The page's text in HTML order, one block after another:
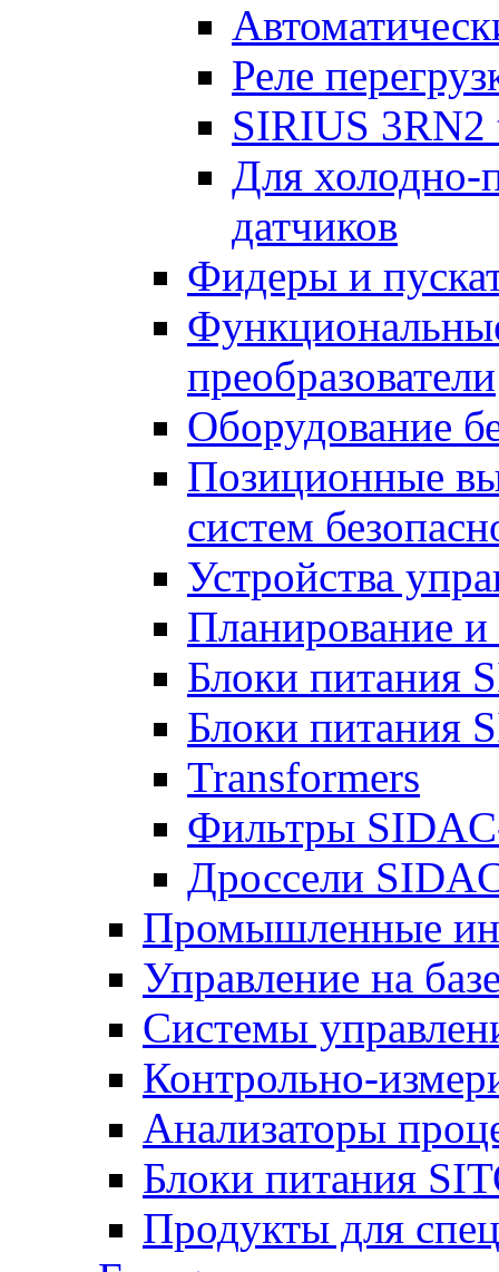
Реле
SIRIUS
Для холодно-
датчиков
Фидеры и
преобразователи
Оборудование
Позиционные
систем
Устройства
Планирование
Блоки питания
Блоки питания
Transformers
Фильтры
Дроссели
Промышленные
Управление на
Системы
Контрольно-
Анализаторы
Блоки питания
Продукты для